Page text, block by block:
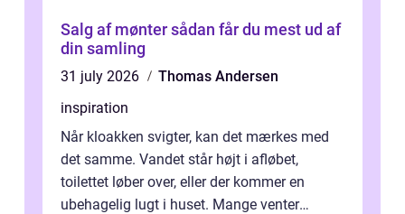
Salg af mønter sådan får du mest ud af
din samling
31 july 2026
Thomas Andersen
inspiration
Når kloakken svigter, kan det mærkes med
det samme. Vandet står højt i afløbet,
toilettet løber over, eller der kommer en
ubehagelig lugt i huset. Mange venter